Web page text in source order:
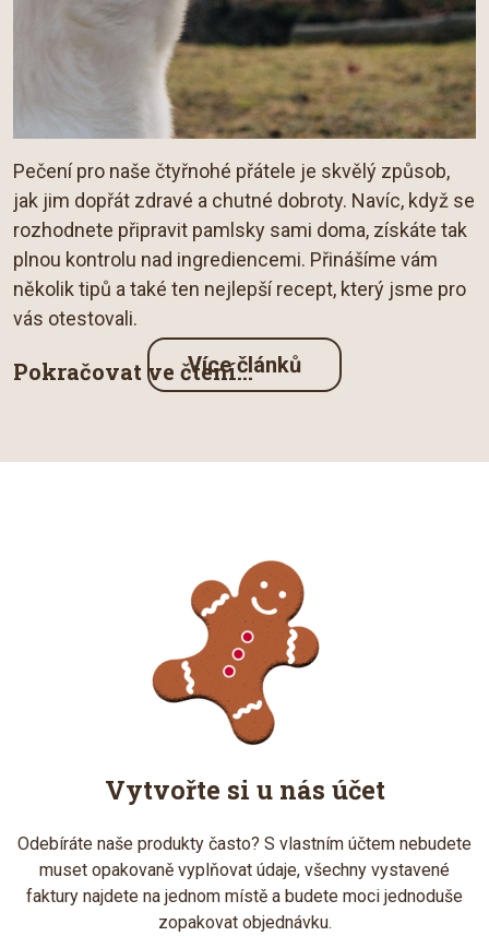
Pečení pro naše čtyřnohé přátele je skvělý způsob,
jak jim dopřát zdravé a chutné dobroty. Navíc, když se
rozhodnete připravit pamlsky sami doma, získáte tak
plnou kontrolu nad ingrediencemi. Přinášíme vám
několik tipů a také ten nejlepší recept, který jsme pro
vás otestovali.
Pokračovat ve čtení...
Více článků
Vytvořte si u nás účet
Odebíráte naše produkty často? S vlastním účtem nebudete
muset opakovaně vyplňovat údaje, všechny vystavené
faktury najdete na jednom místě a budete moci jednoduše
zopakovat objednávku.